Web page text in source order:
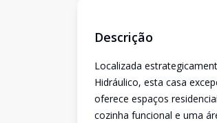
Descrição
Localizada
Hidráulico, esta casa
oferece espaços
cozinha funcional e uma